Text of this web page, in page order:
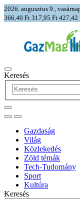
2026. augusztus 9.,
366,40 Ft 317,95 Ft 427,42
Keresés
Gazdaság
Világ
Közlekedés
Zöld témák
Tech-Tudomány
Sport
Kultúra
Keresés